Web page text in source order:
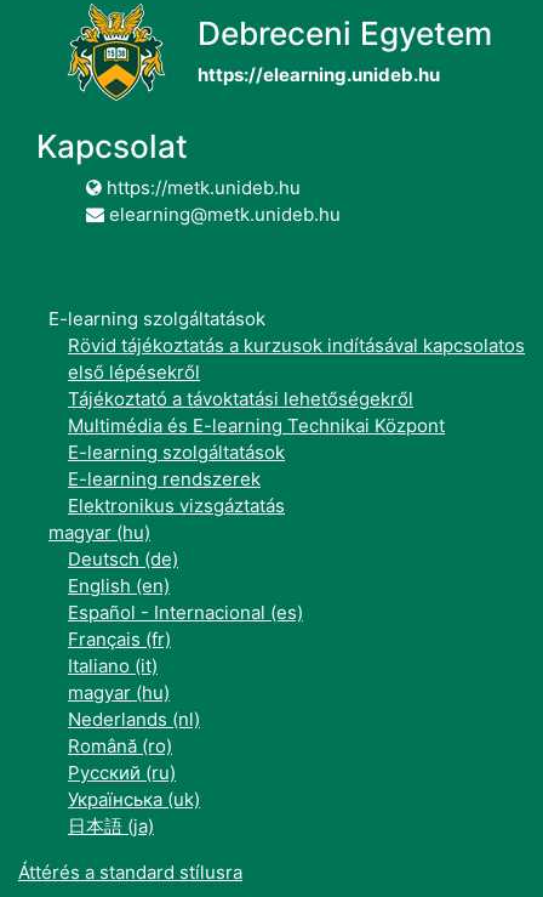
Debreceni Egyetem
https://elearning.unideb.hu
Kapcsolat
https://metk.unideb.hu
elearning@metk.unideb.hu
E-learning szolgáltatások
Rövid tájékoztatás a kurzusok indításával kapcsolatos
első lépésekről
Tájékoztató a távoktatási lehetőségekről
Multimédia és E-learning Technikai Központ
E-learning szolgáltatások
E-learning rendszerek
Elektronikus vizsgáztatás
magyar ‎(hu)‎
Deutsch ‎(de)‎
English ‎(en)‎
Español - Internacional ‎(es)‎
Français ‎(fr)‎
Italiano ‎(it)‎
magyar ‎(hu)‎
Nederlands ‎(nl)‎
Română ‎(ro)‎
Русский ‎(ru)‎
Українська ‎(uk)‎
日本語 ‎(ja)‎
Áttérés a standard stílusra